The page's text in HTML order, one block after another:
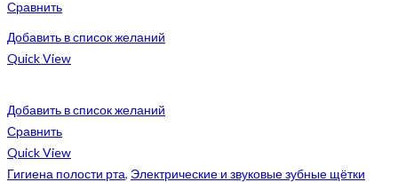
Сравнить
Добавить в список желаний
Quick View
Добавить в список желаний
Сравнить
Quick View
Гигиена полости рта, Электрические и звуковые зубные щётки